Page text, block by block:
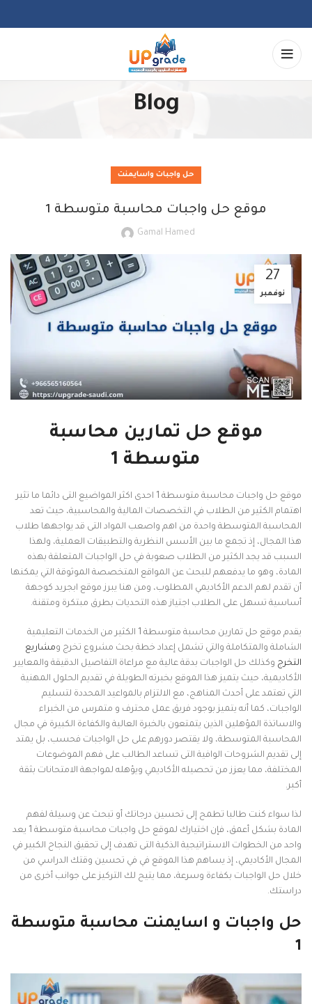
Blog
حل واجبات واسايمنت
موقع حل واجبات محاسبة متوسطة 1
Gamal Hamed
27
نوفمبر
موقع حل تمارين محاسبة
متوسطة 1
موقع حل واجبات محاسبة متوسطة 1 احدى اكثر المواضيع التى دائما ما تثير
اهتمام الكثير من الطلاب في التخصصات المالية والمحاسبية، حيث تعد
المحاسبة المتوسطة واحدة من اهم واصعب المواد التى قد يواجهها طلاب
هذا المجال، إذ تجمع ما بين الأسس النظرية والتطبيقات العملية، ولهذا
السبب قد يجد الكثير من الطلاب صعوبة في حل الواجبات المتعلقة بهذه
المادة، وهو ما يدفعهم للبحث عن المواقع المتخصصة الموثوقة التي يمكنها
أن تقدم لهم الدعم الأكاديمي المطلوب، ومن هنا يبرز موقع ابجريد كوجهة
أساسية تسهل على الطلاب اجتياز هذه التحديات بطرق مبتكرة ومتقنة.
يقدم موقع حل تمارين محاسبة متوسطة 1 الكثير من الخدمات التعليمية
الشاملة والمتكاملة والتي تشمل إعداد خطة بحث مشروع تخرج ومشاريع
التخرج وكذلك حل الواجبات بدقة عالية مع مراعاة التفاصيل الدقيقة والمعايير
الأكاديمية، حيث يتميز هذا الموقع بخبرته الطويلة في تقديم الحلول المهنية
التي تعتمد على أحدث المناهج، مع الالتزام بالمواعيد المحددة لتسليم
الواجبات، كما أنه يتميز بوجود فريق عمل محترف و متمرس من الخبراء
والاساتذة المؤهلين الذين يتمتعون بالخبرة العالية والكفاءة الكبيرة في مجال
المحاسبة المتوسطة، ولا يقتصر دورهم على حل الواجبات فحسب، بل يمتد
إلى تقديم الشروحات الوافية التى تساعد الطالب على فهم الموضوعات
المختلفة، مما يعزز من تحصيله الأكاديمي ويؤهله لمواجهة الامتحانات بثقة
أكبر.
لذا سواء كنت طالبا تطمح إلى تحسين درجاتك أو تبحث عن وسيلة لفهم
المادة بشكل أعمق، فإن اختيارك لموقع حل واجبات محاسبة متوسطة 1 يعد
واحد من الخطوات الاستراتيجية الذكية التى تهدف إلى تحقيق النجاح الكبير في
المجال الأكاديمي، إذ يساهم هذا الموقع في في تحسين وقتك الدراسي من
خلال حل الواجبات بكفاءة وسرعة، مما يتيح لك التركيز على جوانب أخرى من
دراستك.
حل واجبات و اسايمنت محاسبة متوسطة
1